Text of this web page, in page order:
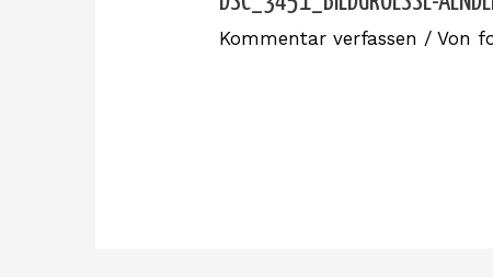
Kommentar verfassen / Von